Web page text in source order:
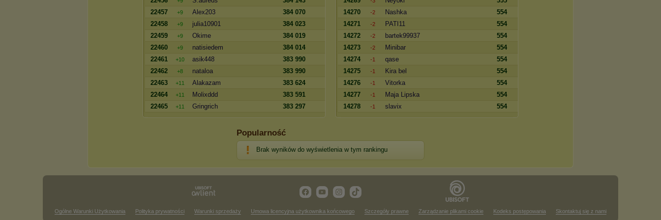
22457
+9 Alex203
384 070
22458
+9 julia10901
384 023
22459
+9 Okime
384 019
22460
+9 natisiedem
384 014
22461
+10 asik448
383 990
22462
+8 nataloa
383 990
22463
+11 Alakazam
383 624
22464
+11 Molixddd
383 591
22465
+11 Gringrich 383 297
14270
-2 Nashka
554
14271
-2 PATI11
554
14272
-2 bartek99937
554
14273
-2 Minibar
554
14274
-1 qase
554
14275
-1 Kira bel
554
14276
-1 Vitorka
554
14277
-1 Maja Lipska
554
14278
-1 slavix 554
Popularność
Brak wyników do wyświetlenia w tym rankingu
Ogólne Warunki Użytkowania Polityka prywatności Warunki sprzedaży Umowa licencyjna użytkownika końcowego Szczegóły prawne Zarządzanie plikami cookie Kodeks postępowania Skontaktuj się z nami